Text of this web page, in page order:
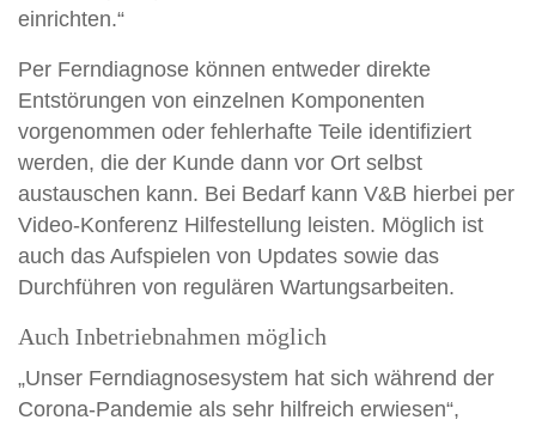
einrichten.“
Per Ferndiagnose können entweder direkte
Entstörungen von einzelnen Komponenten
vorgenommen oder fehlerhafte Teile identifiziert
werden, die der Kunde dann vor Ort selbst
austauschen kann. Bei Bedarf kann V&B hierbei per
Video-Konferenz Hilfestellung leisten. Möglich ist
auch das Aufspielen von Updates sowie das
Durchführen von regulären Wartungsarbeiten.
Auch Inbetriebnahmen möglich
„Unser Ferndiagnosesystem hat sich während der
Corona-Pandemie als sehr hilfreich erwiesen“,